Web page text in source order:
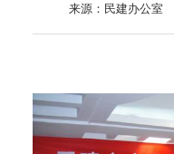
来源：民建办公室